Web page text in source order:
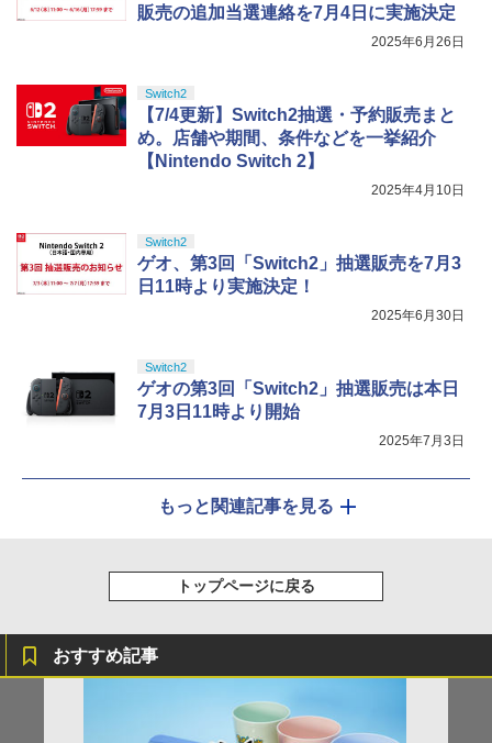
販売の追加当選連絡を7月4日に実施決定
2025年6月26日
Switch2
【7/4更新】Switch2抽選・予約販売まと
め。店舗や期間、条件などを一挙紹介
【Nintendo Switch 2】
2025年4月10日
Switch2
ゲオ、第3回「Switch2」抽選販売を7月3
日11時より実施決定！
2025年6月30日
Switch2
ゲオの第3回「Switch2」抽選販売は本日
7月3日11時より開始
2025年7月3日
もっと関連記事を見る
トップページに戻る
おすすめ記事